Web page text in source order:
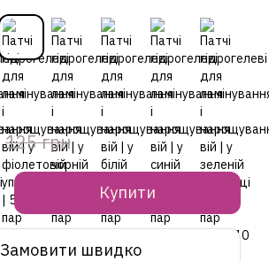
125 грн
Купити
Замовити швидко